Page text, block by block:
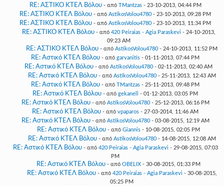
RE: ΑΣΤΙΚΟ ΚΤΕΛ Βόλου - από TMantzas- 23-10-2013, 04:44 PM
RE: ΑΣΤΙΚΟ ΚΤΕΛ Βόλου - από AstikosVolou4780 - 23-10-2013, 09:28 PM
RE: ΑΣΤΙΚΟ ΚΤΕΛ Βόλου - από AstikosVolou4780 - 23-10-2013, 11:34 PM
RE: ΑΣΤΙΚΟ ΚΤΕΛ Βόλου - από 420 Peiraias - Agia Paraskevi - 24-10-2013,
09:23 AM
RE: ΑΣΤΙΚΟ ΚΤΕΛ Βόλου - από AstikosVolou4780 - 24-10-2013, 11:52 PM
RE: Αστικό ΚΤΕΛ Βόλου - από garvanitis - 01-11-2013, 07:44 PM
RE: Αστικό ΚΤΕΛ Βόλου - από AstikosVolou4780 - 02-11-2013, 02:40 AM
RE: Αστικό ΚΤΕΛ Βόλου - από AstikosVolou4780- 25-11-2013, 12:43 AM
RE: Αστικό ΚΤΕΛ Βόλου - από TMantzas - 25-11-2013, 09:48 PM
RE: Αστικό ΚΤΕΛ Βόλου - από gekanell - 01-12-2013, 03:05 PM
RE: Αστικό ΚΤΕΛ Βόλου - από AstikosVolou4780- 25-12-2013, 06:16 PM
RE: Αστικό ΚΤΕΛ Βόλου - από vpaparos - 27-03-2014, 11:46 AM
RE: Αστικό ΚΤΕΛ Βόλου - από AstikosVolou4780- 03-08-2015, 12:19 AM
RE: Αστικό ΚΤΕΛ Βόλου - από Giannis - 10-08-2015, 02:05 PM
RE: Αστικό ΚΤΕΛ Βόλου - από AstikosVolou4780- 14-08-2015, 12:08 AM
RE: Αστικό ΚΤΕΛ Βόλου - από 420 Peiraias - Agia Paraskevi - 29-08-2015, 07:03
PM
RE: Αστικό ΚΤΕΛ Βόλου - από OBELIX - 30-08-2015, 01:33 PM
RE: Αστικό ΚΤΕΛ Βόλου - από 420 Peiraias - Agia Paraskevi - 30-08-2015,
05:25 PM